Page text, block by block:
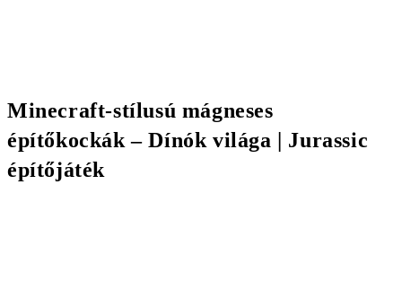
Minecraft-stílusú mágneses
építőkockák – Dínók világa | Jurassic
építőjáték